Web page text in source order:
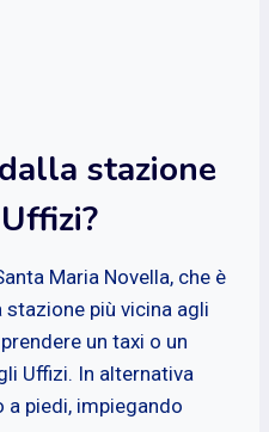
stazione
Maria Novella, che è
stazione più vicina agli
un taxi o un
Uffizi. In alternativa
a piedi, impiegando